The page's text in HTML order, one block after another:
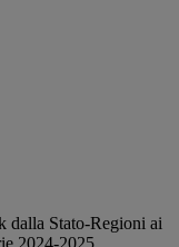
dalla Stato-Regioni ai